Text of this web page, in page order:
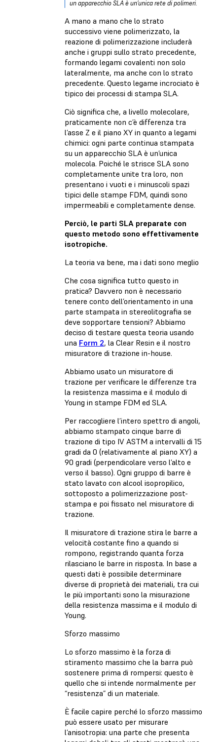
un apparecchio SLA è un’unica rete di polimeri.
A mano a mano che lo strato
successivo viene polimerizzato, la
reazione di polimerizzazione includerà
anche i gruppi sullo strato precedente,
formando legami covalenti non solo
lateralmente, ma anche con lo strato
precedente. Questo legame incrociato è
tipico dei processi di stampa SLA.
Ciò significa che, a livello molecolare,
praticamente non c’è differenza tra
l’asse Z e il piano XY in quanto a legami
chimici: ogni parte continua stampata
su un apparecchio SLA è un’unica
molecola. Poiché le strisce SLA sono
completamente unite tra loro, non
presentano i vuoti e i minuscoli spazi
tipici delle stampe FDM, quindi sono
impermeabili e completamente dense.
Perciò, le parti SLA preparate con
questo metodo sono effettivamente
isotropiche.
La teoria va bene, ma i dati sono meglio
Che cosa significa tutto questo in
pratica? Davvero non è necessario
tenere conto dell’orientamento in una
parte stampata in stereolitografia se
deve sopportare tensioni? Abbiamo
deciso di testare questa teoria usando
una Form 2, la Clear Resin e il nostro
misuratore di trazione in-house.
Abbiamo usato un misuratore di
trazione per verificare le differenze tra
la resistenza massima e il modulo di
Young in stampe FDM ed SLA.
Per raccogliere l’intero spettro di angoli,
abbiamo stampato cinque barre di
trazione di tipo IV ASTM a intervalli di 15
gradi da 0 (relativamente al piano XY) a
90 gradi (perpendicolare verso l’alto e
verso il basso). Ogni gruppo di barre è
stato lavato con alcool isopropilico,
sottoposto a polimerizzazione post-
stampa e poi fissato nel misuratore di
trazione.
Il misuratore di trazione stira le barre a
velocità costante fino a quando si
rompono, registrando quanta forza
rilasciano le barre in risposta. In base a
questi dati è possibile determinare
diverse di proprietà dei materiali, tra cui
le più importanti sono la misurazione
della resistenza massima e il modulo di
Young.
Sforzo massimo
Lo sforzo massimo è la forza di
stiramento massimo che la barra può
sostenere prima di rompersi: questo è
quello che si intende normalmente per
“resistenza” di un materiale.
È facile capire perché lo sforzo massimo
può essere usato per misurare
l’anisotropia: una parte che presenta